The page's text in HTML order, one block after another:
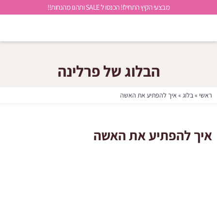
מבצעי הקיץ התחילו! הכנסו ל SALE ותהנו מהנחות!!
הבלוג של פרלינה
ראשי »בלוג » איך להפתיע את האשה
איך להפתיע את האשה